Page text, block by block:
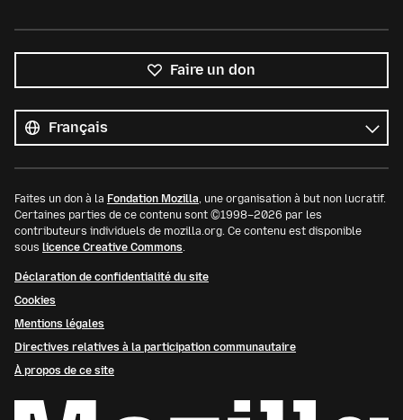
Faire un don
les
langues
Langue
Faites un don à la Fondation Mozilla, une organisation à but non lucratif.
Certaines parties de ce contenu sont ©1998–2026 par les
contributeurs individuels de mozilla.org. Ce contenu est disponible
sous licence Creative Commons.
Déclaration de confidentialité du site
Cookies
Mentions légales
Directives relatives à la participation communautaire
À propos de ce site